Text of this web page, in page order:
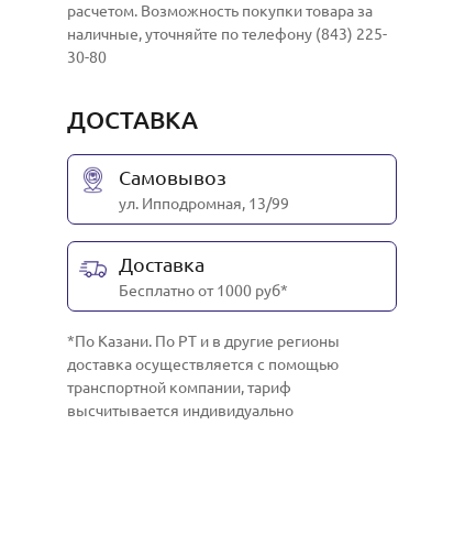
расчетом. Возможность покупки товара за
наличные, уточняйте по телефону (843) 225-
30-80
ДОСТАВКА
Самовывоз
ул. Ипподромная, 13/99
Доставка
Бесплатно от 1000 руб*
*По Казани. По РТ и в другие регионы
доставка осуществляется с помощью
транспортной компании, тариф
высчитывается индивидуально